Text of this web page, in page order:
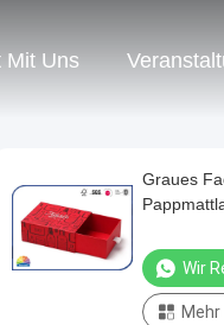
Mit Uns
Graues
Wir